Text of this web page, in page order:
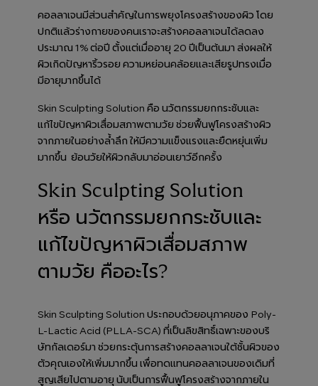
คอลลาเจนมีส่วนสำคัญในการพยุงโครงสร้างของผิว โดย
ปกติแล้วร่างกายของคนเราจะสร้างคอลลาเจนได้ลดลง
ประมาณ 1% ต่อปี ตั้งแต่เมื่ออายุ 20 ปีเป็นต้นมา ส่งผลให้
ผิวเกิดปัญหาริ้วรอย ความหย่อนคล้อยและเสียรูปทรงเมื่อ
มีอายุมากขึ้นได้
Skin Sculpting Solution คือ นวัตกรรมยกกระชับและ
แก้ไขปัญหาผิวเสื่อมสภาพตามวัย ช่วยฟื้นฟูโครงสร้างผิว
จากภายในอย่างล้ำลึก ให้มีความแข็งแรงและยืดหยุ่นเพิ่ม
มากขึ้น ย้อนวัยให้ผิวกลับมาอ่อนเยาว์อีกครั้ง
Skin Sculpting Solution
หรือ นวัตกรรมยกกระชับและ
แก้ไขปัญหาผิวเสื่อมสภาพ
ตามวัย คืออะไร?
Skin Sculpting Solution ประกอบด้วยอนุภาคของ Poly-
L-Lactic Acid (PLLA-SCA) ที่เป็นลิขสิทธิ์เฉพาะของบริ
ษัทกัลเดอร์มา ช่วยกระตุ้นการสร้างคอลลาเจนใต้ชั้นผิวของ
ตัวคุณเองให้เพิ่มมากขึ้น เพื่อทดแทนคอลลาเจนของเดิมที่
สูญเสียไปตามอายุ นับเป็นการฟื้นฟูโครงสร้างจากภายใน